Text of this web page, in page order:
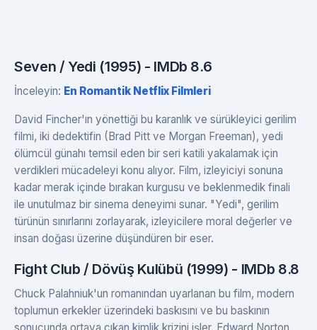
Seven / Yedi (1995) - IMDb 8.6
İnceleyin: En Romantik Netflix Filmleri
David Fincher'ın yönettiği bu karanlık ve sürükleyici gerilim
filmi, iki dedektifin (Brad Pitt ve Morgan Freeman), yedi
ölümcül günahı temsil eden bir seri katili yakalamak için
verdikleri mücadeleyi konu alıyor. Film, izleyiciyi sonuna
kadar merak içinde bırakan kurgusu ve beklenmedik finali
ile unutulmaz bir sinema deneyimi sunar. "Yedi", gerilim
türünün sınırlarını zorlayarak, izleyicilere moral değerler ve
insan doğası üzerine düşündüren bir eser.
Fight Club / Dövüş Kulübü (1999) - IMDb 8.8
Chuck Palahniuk'un romanından uyarlanan bu film, modern
toplumun erkekler üzerindeki baskısını ve bu baskının
sonucunda ortaya çıkan kimlik krizini işler. Edward Norton